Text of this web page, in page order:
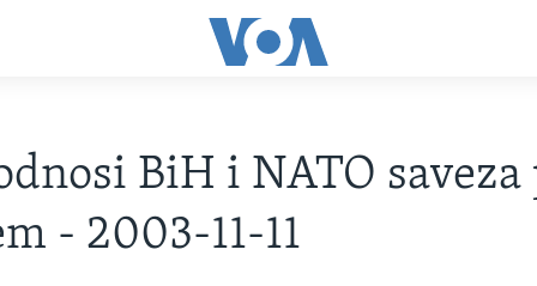
BiH i NATO saveza
- 2003-11-11